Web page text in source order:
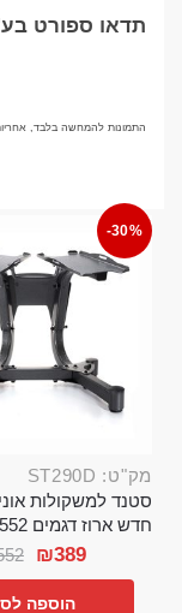
תדאו ספורט
התמונות להמחשה בלבד,
-30%
מק"ט: ST290D
סטנד למשקולות
חדש ארוז דגמים 552 , 1090
₪389
הוספה